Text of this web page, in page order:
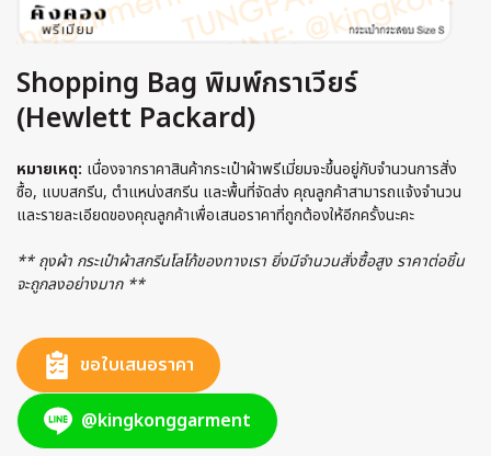
Shopping Bag พิมพ์กราเวียร์
(Hewlett Packard)
หมายเหตุ: เนื่องจากราคาสินค้ากระเป๋าผ้าพรีเมี่ยมจะขึ้นอยู่กับจำนวนการสั่ง
ซื้อ, แบบสกรีน, ตำแหน่งสกรีน และพื้นที่จัดส่ง คุณลูกค้าสามารถแจ้งจำนวน
และรายละเอียดของคุณลูกค้าเพื่อเสนอราคาที่ถูกต้องให้อีกครั้งนะคะ
** ถุงผ้า กระเป๋าผ้าสกรีนโลโก้ของทางเรา ยิ่งมีจำนวนสั่งซื้อสูง ราคาต่อชิ้น
จะถูกลงอย่างมาก **
ขอใบเสนอราคา
@kingkonggarment